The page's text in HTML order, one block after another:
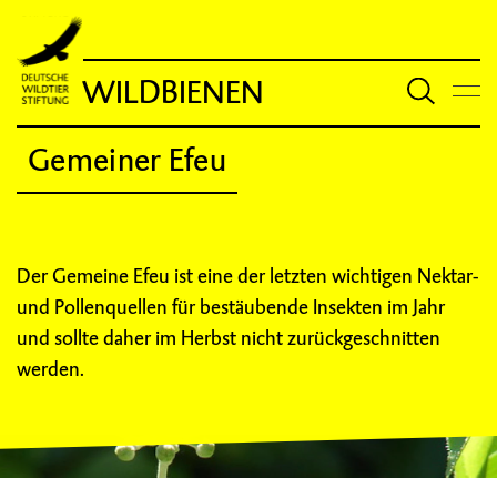
WILDBIENEN
Gemeiner Efeu
Der Gemeine Efeu ist eine der letzten wichtigen Nektar-
und Pollenquellen für bestäubende Insekten im Jahr
und sollte daher im Herbst nicht zurückgeschnitten
werden.